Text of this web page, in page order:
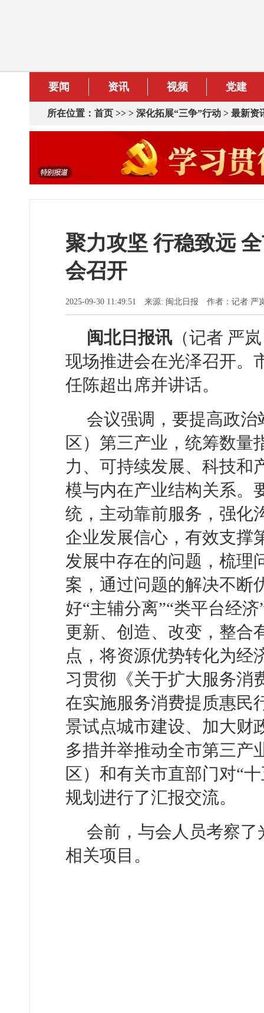
要闻 资讯 视频 党建
所在位置： 首页 >> > 深化拓展“三争”行动 > 最新资
聚力攻坚 行稳致远
会召开
2025-09-30 11:49:51 来源: 闽北日报 作者：记者 严
闽北日报讯 （记者 严
现场推进会在光泽召开。
任陈超出席并讲话。
会议强调，要提高政
区）第三产业，统筹数量
力、可持续发展、科技和
模与内在产业结构关系。
统，主动靠前服务，强化
企业发展信心，有效支撑
发展中存在的问题，梳理
案，通过问题的解决不断
好“主辅分离”“类平台经
更新、创造、改变，整合
点，将资源优势转化为经
习贯彻《关于扩大服务消
在实施服务消费提质惠民
景试点城市建设、加大财
多措并举推动全市第三产
区）和有关市直部门对“
规划进行了汇报交流。
会前，与会人员考察
相关项目。